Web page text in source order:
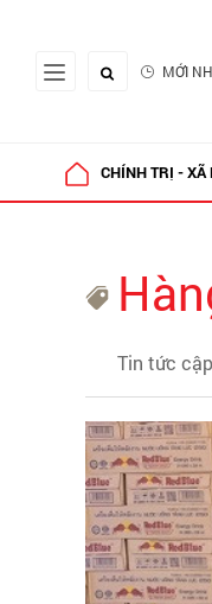
MỚI
CHÍNH TRỊ - XÃ
Tin tức